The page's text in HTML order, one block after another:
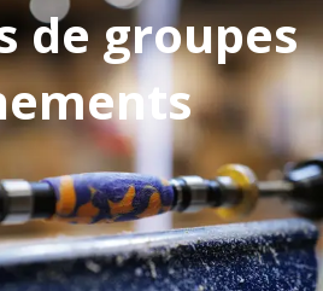
de groupes